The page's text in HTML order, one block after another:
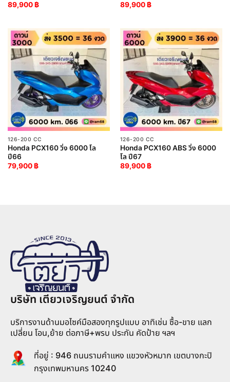
89,900฿
89,900฿
126-200 CC
Honda PCX160 วิ่ง 6000 โล
ปี66
79,900฿
126-200 CC
Honda PCX160 ABS วิ่ง 6000
โล ปี67
89,900฿
บริษัท เตียวเจริญยนต์ จำกัด
บริการงานด้านมอไซค์มือสองทุกรูปแบบ อาทิเช่น ซื้อ-ขาย แลก
เปลี่ยน โอน,ย้าย ต่อภาษี+พรบ ประกัน คัดป้าย ฯลฯ
ที่อยู่ : 946 ถนนรามคำแหง แขวงหัวหมาก เขตบางกะปิ
กรุงเทพมหานคร 10240